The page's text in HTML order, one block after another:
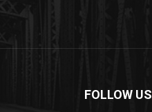
FOLLOW US